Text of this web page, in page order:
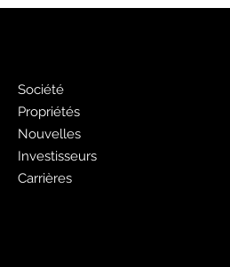
Société
Propriétés
Nouvelles
Investisseurs
Carrières